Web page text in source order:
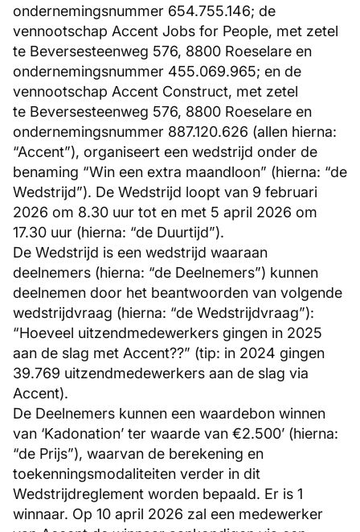
ondernemingsnummer 654.755.146; de
vennootschap Accent Jobs for People, met zetel
te Beversesteenweg 576, 8800 Roeselare en
ondernemingsnummer 455.069.965; en de
vennootschap Accent Construct, met zetel
te Beversesteenweg 576, 8800 Roeselare en
ondernemingsnummer 887.120.626 (allen hierna:
“Accent”), organiseert een wedstrijd onder de
benaming “Win een extra maandloon” (hierna: “de
Wedstrijd”). De Wedstrijd loopt van 9 februari
2026 om 8.30 uur tot en met 5 april 2026 om
17.30 uur (hierna: “de Duurtijd”).
De Wedstrijd is een wedstrijd waaraan
deelnemers (hierna: “de Deelnemers”) kunnen
deelnemen door het beantwoorden van volgende
wedstrijdvraag (hierna: “de Wedstrijdvraag”):
“Hoeveel uitzendmedewerkers gingen in 2025
aan de slag met Accent??” (tip: in 2024 gingen
39.769 uitzendmedewerkers aan de slag via
Accent).
De Deelnemers kunnen een waardebon winnen
van ‘Kadonation’ ter waarde van €2.500’ (hierna:
“de Prijs”), waarvan de berekening en
toekenningsmodaliteiten verder in dit
Wedstrijdreglement worden bepaald. Er is 1
winnaar. Op 10 april 2026 zal een medewerker